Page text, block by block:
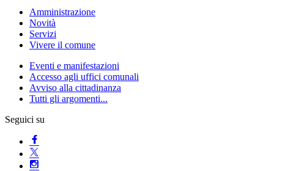
Amministrazione
Novità
Servizi
Vivere il comune
Eventi e manifestazioni
Accesso agli uffici comunali
Avviso alla cittadinanza
Tutti gli argomenti...
Seguici su